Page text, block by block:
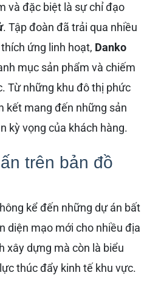
và đặc biệt là sự chỉ đạo
. Tập đoàn đã trải qua nhiều
ứng linh hoạt, Danko
mục sản phẩm và chiếm
Từ những khu đô thị phức
kết mang đến những sản
kỳ vọng của khách hàng.
trên bản đồ
kể đến những dự án bất
diện mạo mới cho nhiều địa
xây dựng mà còn là biểu
thúc đẩy kinh tế khu vực.